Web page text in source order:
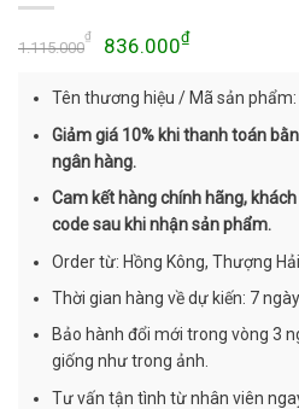
1.115.000
₫
Giá
là:
1.115.000₫.
836.000₫Giá
tại
là:
Tên thương hiệu / Mã sản phẩm:
Giảm giá 10% khi thanh toán
ngân hàng.
Cam kết hàng chính hãng,
code sau khi nhận sản phẩm.
Order từ: Hồng Kông, Thượng
Thời gian hàng về dự kiến: 7 ngày.
Bảo hành đổi mới trong vòng 3
giống như trong ảnh.
Tư vấn tận tình từ nhân viên